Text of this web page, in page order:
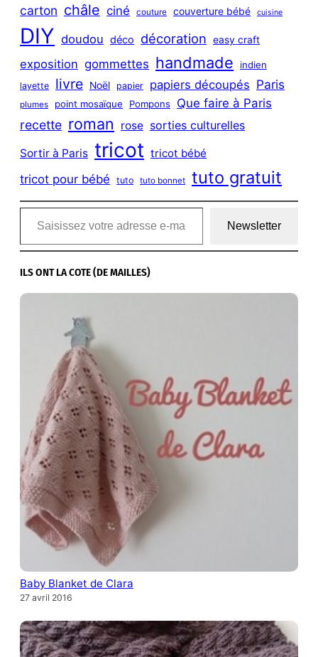
carton châle ciné couture couverture bébé cuisine
DIY doudou déco décoration easy craft
exposition gommettes handmade indien
layette livre Noël papier papiers découpés Paris
plumes point mosaïque Pompons Que faire à Paris
recette roman rose sorties culturelles
Sortir à Paris tricot tricot bébé
tricot pour bébé tuto tuto bonnet tuto gratuit
Saisissez votre adresse e-mail…
Newsletter
ILS ONT LA COTE (DE MAILLES)
Baby Blanket de Clara
27 avril 2016